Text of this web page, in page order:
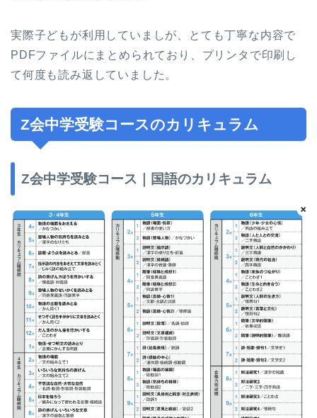
実際子どもが利用していましが、とても丁寧な内容で
PDFファイルにまとめられており、プリンタで印刷し
て何度も読み返していました。
Z会中学受験コースのカリキュラム
Z会中学受験コース｜国語のカリキュラム